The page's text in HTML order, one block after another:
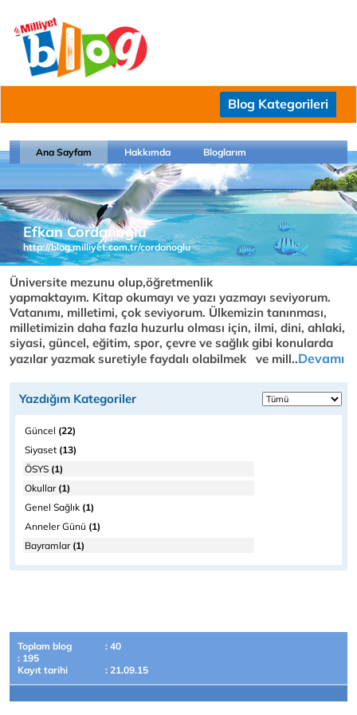
Blog Kategorileri
Ana Sayfam Hakkımda Bloglarım
Efkan Cordanoğlu
http://blog.milliyet.com.tr/cordanoglu
Üniversite mezunu olup,öğretmenlik
yapmaktayım. Kitap okumayı ve yazı yazmayı seviyorum.
Vatanımı, milletimi, çok seviyorum. Ülkemizin tanınması,
milletimizin daha fazla huzurlu olması için, ilmi, dini, ahlaki,
siyasi, güncel, eğitim, spor, çevre ve sağlık gibi konularda
yazılar yazmak suretiyle faydalı olabilmek ve mill..Devamı
Yazdığım Kategoriler
Güncel (22)
Siyaset (13)
ÖSYS (1)
Okullar(1)
Genel Sağlık (1)
Anneler Günü (1)
Bayramlar(1)
Toplam blog
: 40
: 195
Kayıt tarihi
: 21.09.15